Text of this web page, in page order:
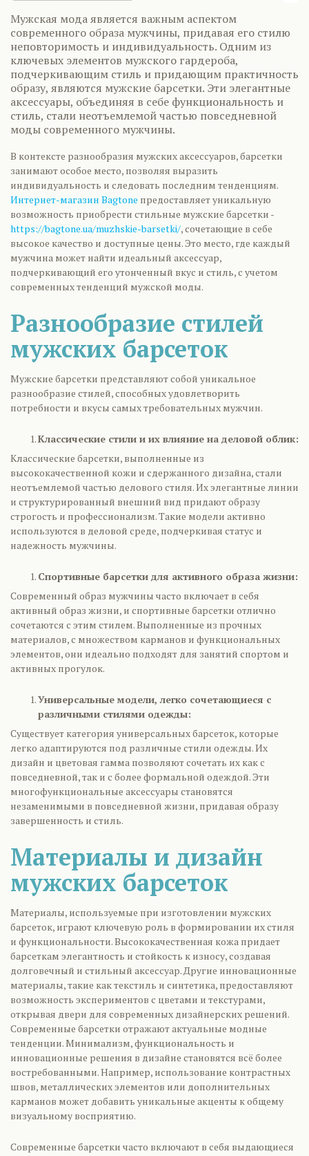
Мужская мода является важным аспектом
современного образа мужчины, придавая его стилю
неповторимость и индивидуальность. Одним из
ключевых элементов мужского гардероба,
подчеркивающим стиль и придающим практичность
образу, являются мужские барсетки. Эти элегантные
аксессуары, объединяя в себе функциональность и
стиль, стали неотъемлемой частью повседневной
моды современного мужчины.
В контексте разнообразия мужских аксессуаров, барсетки
занимают особое место, позволяя выразить
индивидуальность и следовать последним тенденциям.
Интернет-магазин Bagtone предоставляет уникальную
возможность приобрести стильные мужские барсетки -
https://bagtone.ua/muzhskie-barsetki/, сочетающие в себе
высокое качество и доступные цены. Это место, где каждый
мужчина может найти идеальный аксессуар,
подчеркивающий его утонченный вкус и стиль, с учетом
современных тенденций мужской моды.
Разнообразие стилей
мужских барсеток
Мужские барсетки представляют собой уникальное
разнообразие стилей, способных удовлетворить
потребности и вкусы самых требовательных мужчин.
Классические стили и их влияние на деловой облик:
Классические барсетки, выполненные из
высококачественной кожи и сдержанного дизайна, стали
неотъемлемой частью делового стиля. Их элегантные линии
и структурированный внешний вид придают образу
строгость и профессионализм. Такие модели активно
используются в деловой среде, подчеркивая статус и
надежность мужчины.
Спортивные барсетки для активного образа жизни:
Современный образ мужчины часто включает в себя
активный образ жизни, и спортивные барсетки отлично
сочетаются с этим стилем. Выполненные из прочных
материалов, с множеством карманов и функциональных
элементов, они идеально подходят для занятий спортом и
активных прогулок.
Универсальные модели, легко сочетающиеся с
различными стилями одежды:
Существует категория универсальных барсеток, которые
легко адаптируются под различные стили одежды. Их
дизайн и цветовая гамма позволяют сочетать их как с
повседневной, так и с более формальной одеждой. Эти
многофункциональные аксессуары становятся
незаменимыми в повседневной жизни, придавая образу
завершенность и стиль.
Материалы и дизайн
мужских барсеток
Материалы, используемые при изготовлении мужских
барсеток, играют ключевую роль в формировании их стиля
и функциональности. Высококачественная кожа придает
барсеткам элегантность и стойкость к износу, создавая
долговечный и стильный аксессуар. Другие инновационные
материалы, такие как текстиль и синтетика, предоставляют
возможность экспериментов с цветами и текстурами,
открывая двери для современных дизайнерских решений.
Современные барсетки отражают актуальные модные
тенденции. Минимализм, функциональность и
инновационные решения в дизайне становятся всё более
востребованными. Например, использование контрастных
швов, металлических элементов или дополнительных
карманов может добавить уникальные акценты к общему
визуальному восприятию.
Современные барсетки часто включают в себя выдающиеся